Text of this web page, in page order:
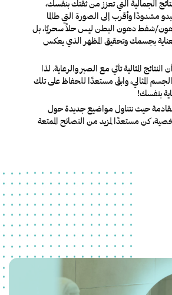
الجمالية التي تعزز من ثقتك بنفسك،
مشدودًا وأقرب إلى الصورة التي طالما
شفط دهون البطنليس حلاً سحريًا، بل
بجسمك وتحقيق المظهر الذي يعكس
النتائج المثالية تأتي مع الصبر والرعاية. لذا
المثالي، وابقَ مستعدًا للحفاظ على تلك
بنفسك!
القادمة حيث نتناول مواضيع جديدة حول
كن مستعدًا لمزيد من النصائح الممتعة